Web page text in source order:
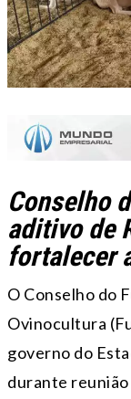
Conselho
aditivo de
fortalecer
O Conselho do
Ovinocultura
governo do
durante reunião